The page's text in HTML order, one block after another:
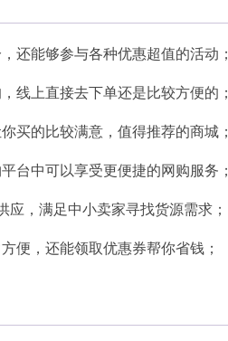
还能够参与各种优惠超值的活动；
线上直接去下单还是比较方便的；
买的比较满意，值得推荐的商城；
台中可以享受更便捷的网购服务；
，满足中小卖家寻找货源需求；
便，还能领取优惠券帮你省钱；